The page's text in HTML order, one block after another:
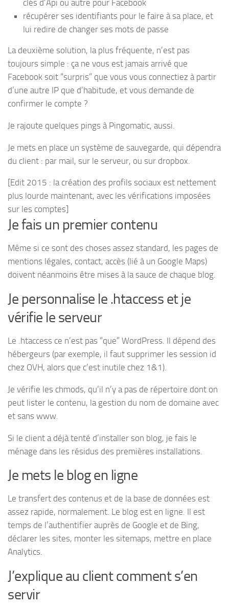
clés d’Api ou autre pour Facebook
récupérer ses identifiants pour le faire à sa place, et
lui redire de changer ses mots de passe
La deuxième solution, la plus fréquente, n’est pas
toujours simple : ça ne vous est jamais arrivé que
Facebook soit “surpris” que vous vous connectiez à partir
d’une autre IP que d’habitude, et vous demande de
confirmer le compte ?
Je rajoute quelques pings à Pingomatic, aussi.
Je mets en place un système de sauvegarde, qui dépendra
du client : par mail, sur le serveur, ou sur dropbox.
[Edit 2015 : la création des profils sociaux est nettement
plus lourde maintenant, avec les vérifications imposées
sur les comptes]
Je fais un premier contenu
Même si ce sont des choses assez standard, les pages de
mentions légales, contact, accès (lié à un Google Maps)
doivent néanmoins être mises à la sauce de chaque blog.
Je personnalise le .htaccess et je
vérifie le serveur
Le .htaccess ce n’est pas “que” WordPress. Il dépend des
hébergeurs (par exemple, il faut supprimer les session id
chez OVH, alors que c’est inutile chez 1&1).
Je vérifie les chmods, qu’il n’y a pas de répertoire dont on
peut lister le contenu, la gestion du nom de domaine avec
et sans www.
Si le client a déjà tenté d’installer son blog, je fais le
ménage dans les résidus des premières installations.
Je mets le blog en ligne
Le transfert des contenus et de la base de données est
assez rapide, normalement. Le blog est en ligne. Il est
temps de l’authentifier auprès de Google et de Bing,
déclarer les sites, monter les sitemaps, mettre en place
Analytics.
J’explique au client comment s’en
servir